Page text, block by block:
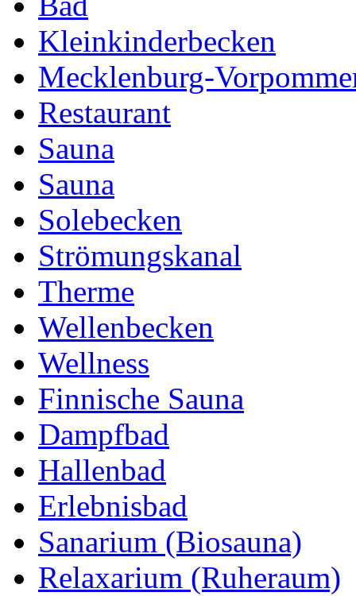
Kleinkinderbecken
Mecklenburg-
Restaurant
Sauna
Sauna
Solebecken
Strömungskanal
Therme
Wellenbecken
Wellness
Finnische Sauna
Dampfbad
Hallenbad
Erlebnisbad
Sanarium (Biosauna)
Relaxarium (Ruheraum)